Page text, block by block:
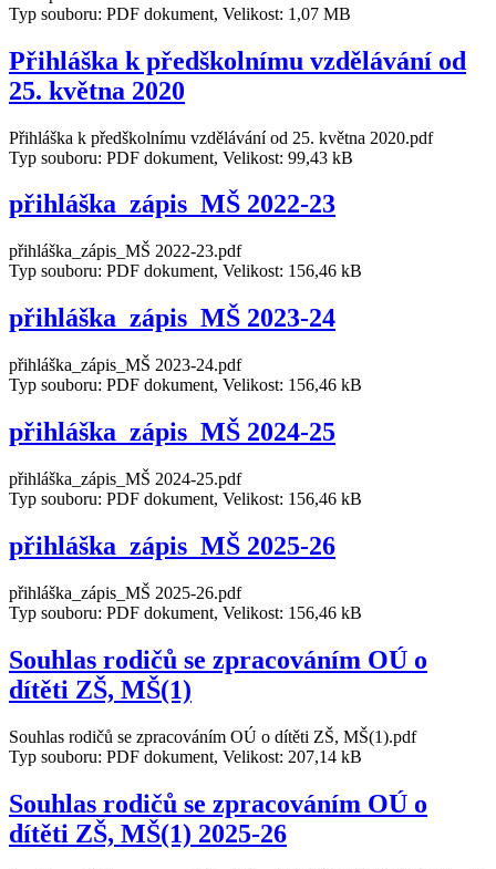
Typ souboru: PDF dokument, Velikost: 1,07 MB
Přihláška k předškolnímu vzdělávání od
25. května 2020
Přihláška k předškolnímu vzdělávání od 25. května 2020.pdf
Typ souboru: PDF dokument, Velikost: 99,43 kB
přihláška_zápis_MŠ 2022-23
přihláška_zápis_MŠ 2022-23.pdf
Typ souboru: PDF dokument, Velikost: 156,46 kB
přihláška_zápis_MŠ 2023-24
přihláška_zápis_MŠ 2023-24.pdf
Typ souboru: PDF dokument, Velikost: 156,46 kB
přihláška_zápis_MŠ 2024-25
přihláška_zápis_MŠ 2024-25.pdf
Typ souboru: PDF dokument, Velikost: 156,46 kB
přihláška_zápis_MŠ 2025-26
přihláška_zápis_MŠ 2025-26.pdf
Typ souboru: PDF dokument, Velikost: 156,46 kB
Souhlas rodičů se zpracováním OÚ o
dítěti ZŠ, MŠ(1)
Souhlas rodičů se zpracováním OÚ o dítěti ZŠ, MŠ(1).pdf
Typ souboru: PDF dokument, Velikost: 207,14 kB
Souhlas rodičů se zpracováním OÚ o
dítěti ZŠ, MŠ(1) 2025-26